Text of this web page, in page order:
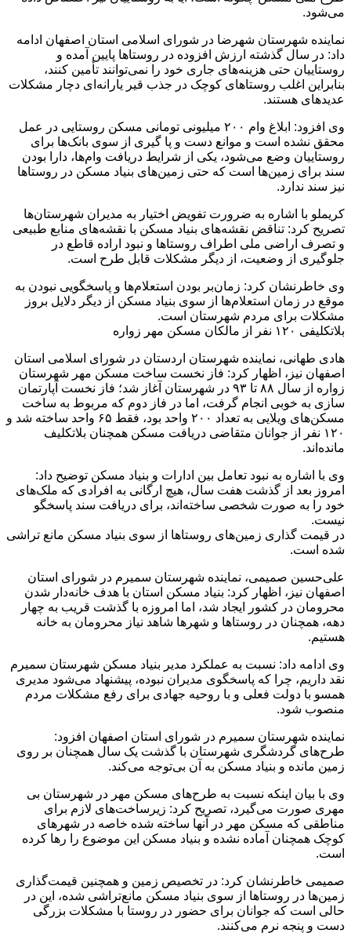
می‌شود.
نماینده شهرستان شهرضا در شورای اسلامی استان اصفهان ادامه
داد: در سال گذشته ارزش افزوده در روستاها پایین آمده و
روستاییان حتی هزینه‌های جاری خود را نمی‌توانند تأمین کنند،
بنابراین اغلب روستاهای کوچک در جذب قیر یارانه‌ای دچار مشکلات
عدیدهای هستند.
وی افزود: ابلاغ وام ۲۰۰ میلیونی تومانی مسکن روستایی در عمل
محقق نشده است و موانع دست و پا گیری از سوی بانک‌ها برای
روستاییان وضع می‌شود، یکی از شرایط دریافت وام‌ها، دارا بودن
سند برای زمین‌ها است که حتی زمین‌های بنیاد مسکن در روستاها
نیز سند ندارد.
کریملو با اشاره به ضرورت تفویض اختیار به مدیران شهرستان‌ها
تصریح کرد: تناقض نقشه‌های بنیاد مسکن با نقشه‌های منابع طبیعی
و تصرف اراضی ملی اطراف روستاها و نبود اراده قاطع در
جلوگیری از وضعیت، از دیگر مشکلات قابل طرح است.
وی خاطرنشان کرد: زمان‌بر بودن استعلام‌ها و پاسخگویی نبودن به
موقع در زمان استعلام‌ها از سوی بنیاد مسکن از دیگر دلایل بروز
مشکلات برای مردم شهرستان است.
بلاتکلیفی ۱۲۰ نفر از مالکان مسکن مهر زواره
هادی طهانی، نماینده شهرستان اردستان در شورای اسلامی استان
اصفهان نیز، اظهار کرد: فاز نخست ساخت مسکن مهر شهرستان
زواره از سال ۸۸ تا ۹۳ در شهرستان آغاز شد؛ فاز نخست آپارتمان
سازی به خوبی انجام گرفت، اما در فاز دوم که مربوط به ساخت
مسکن‌های ویلایی به تعداد ۲۰۰ واحد بود، فقط ۶۵ واحد ساخته شد و
۱۲۰ نفر از جوانان متقاضی دریافت مسکن همچنان بلاتکلیف
مانده‌اند.
وی با اشاره به نبود تعامل بین ادارات و بنیاد مسکن توضیح داد:
امروز بعد از گذشت هفت سال، هیچ ارگانی به افرادی که ملک‌های
خود را به صورت شخصی ساخته‌اند، برای دریافت سند پاسخگو
نیست.
در قیمت گذاری زمین‌های روستاها از سوی بنیاد مسکن مانع تراشی
شده است.
علی‌حسین صمیمی، نماینده شهرستان سمیرم در شورای استان
اصفهان نیز، اظهار کرد: بنیاد مسکن استان با هدف خانه‌دار شدن
محرومان در کشور ایجاد شد، اما امروزه با گذشت قریب به چهار
دهه، همچنان در روستاها و شهرها شاهد نیاز محرومان به خانه
هستیم.
وی ادامه داد: نسبت به عملکرد مدیر بنیاد مسکن شهرستان سمیرم
نقد داریم، چرا که پاسخگوی مدیران نبوده، پیشنهاد می‌شود مدیری
همسو با دولت فعلی و با روحیه جهادی برای رفع مشکلات مردم
منصوب شود.
نماینده شهرستان سمیرم در شورای استان اصفهان افزود:
طرح‌های گردشگری شهرستان با گذشت یک سال همچنان بر روی
زمین مانده و بنیاد مسکن به آن بی‌توجه می‌کند.
وی با بیان اینکه نسبت به طرح‌های مسکن مهر در شهرستان بی
مهری صورت می‌گیرد، تصریح کرد: زیرساخت‌های لازم برای
مناطقی که مسکن مهر در آنها ساخته شده خاصه در شهرهای
کوچک همچنان آماده نشده و بنیاد مسکن این موضوع را رها کرده
است.
صمیمی خاطرنشان کرد: در تخصیص زمین و همچنین قیمت‌گذاری
زمین‌ها در روستاها از سوی بنیاد مسکن مانع‌تراشی شده، این در
حالی است که جوانان برای حضور در روستا با مشکلات بزرگی
دست و پنجه نرم می‌کنند.